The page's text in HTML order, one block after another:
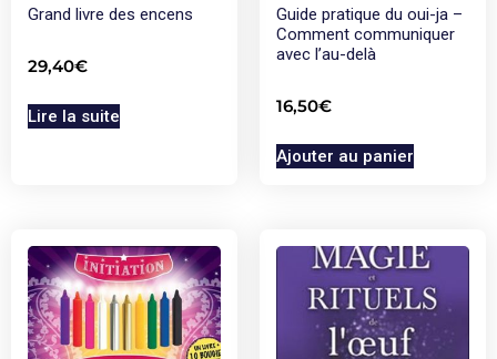
Grand livre des encens
29,40€
Lire la suite
Guide pratique du oui-ja –
Comment communiquer
avec l’au-delà
16,50€
Ajouter au panier